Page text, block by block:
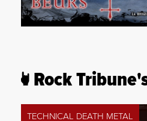
Rock
TECHNICAL DEATH METAL